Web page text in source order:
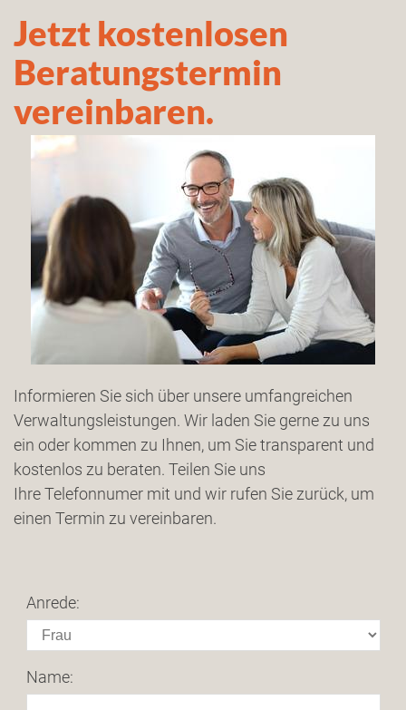
Jetzt kostenlosen
Beratungstermin
vereinbaren.
Informieren Sie sich über unsere umfangreichen
Verwaltungsleistungen. Wir laden Sie gerne zu uns
ein oder kommen zu Ihnen, um Sie transparent und
kostenlos zu beraten. Teilen Sie uns
Ihre Telefonnumer mit und wir rufen Sie zurück, um
einen Termin zu vereinbaren.
Anrede:
Name: